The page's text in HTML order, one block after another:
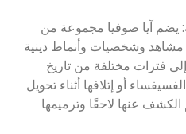
يضم آيا صوفيا مجموعة من
مشاهد وشخصيات وأنماط دينية
فترات مختلفة من تاريخ
أو إتلافها أثناء تحويل
عنها لاحقًا وترميمها